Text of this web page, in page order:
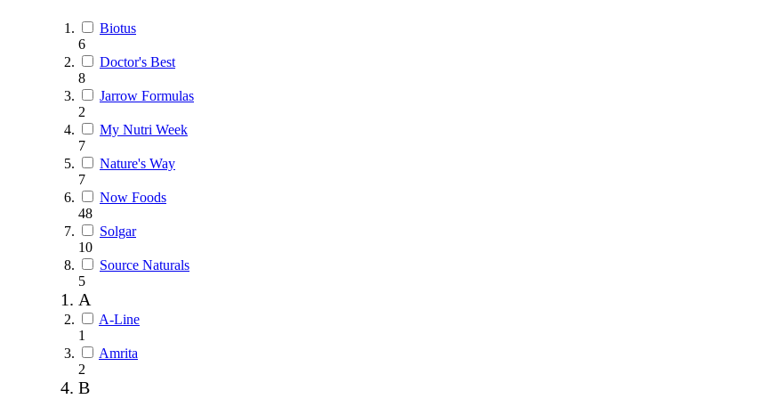
Biotus
6
Doctor's Best
8
Jarrow Formulas
2
My Nutri Week
7
Nature's Way
7
Now Foods
48
Solgar
10
Source Naturals
5
A
A-Line
1
Amrita
2
B